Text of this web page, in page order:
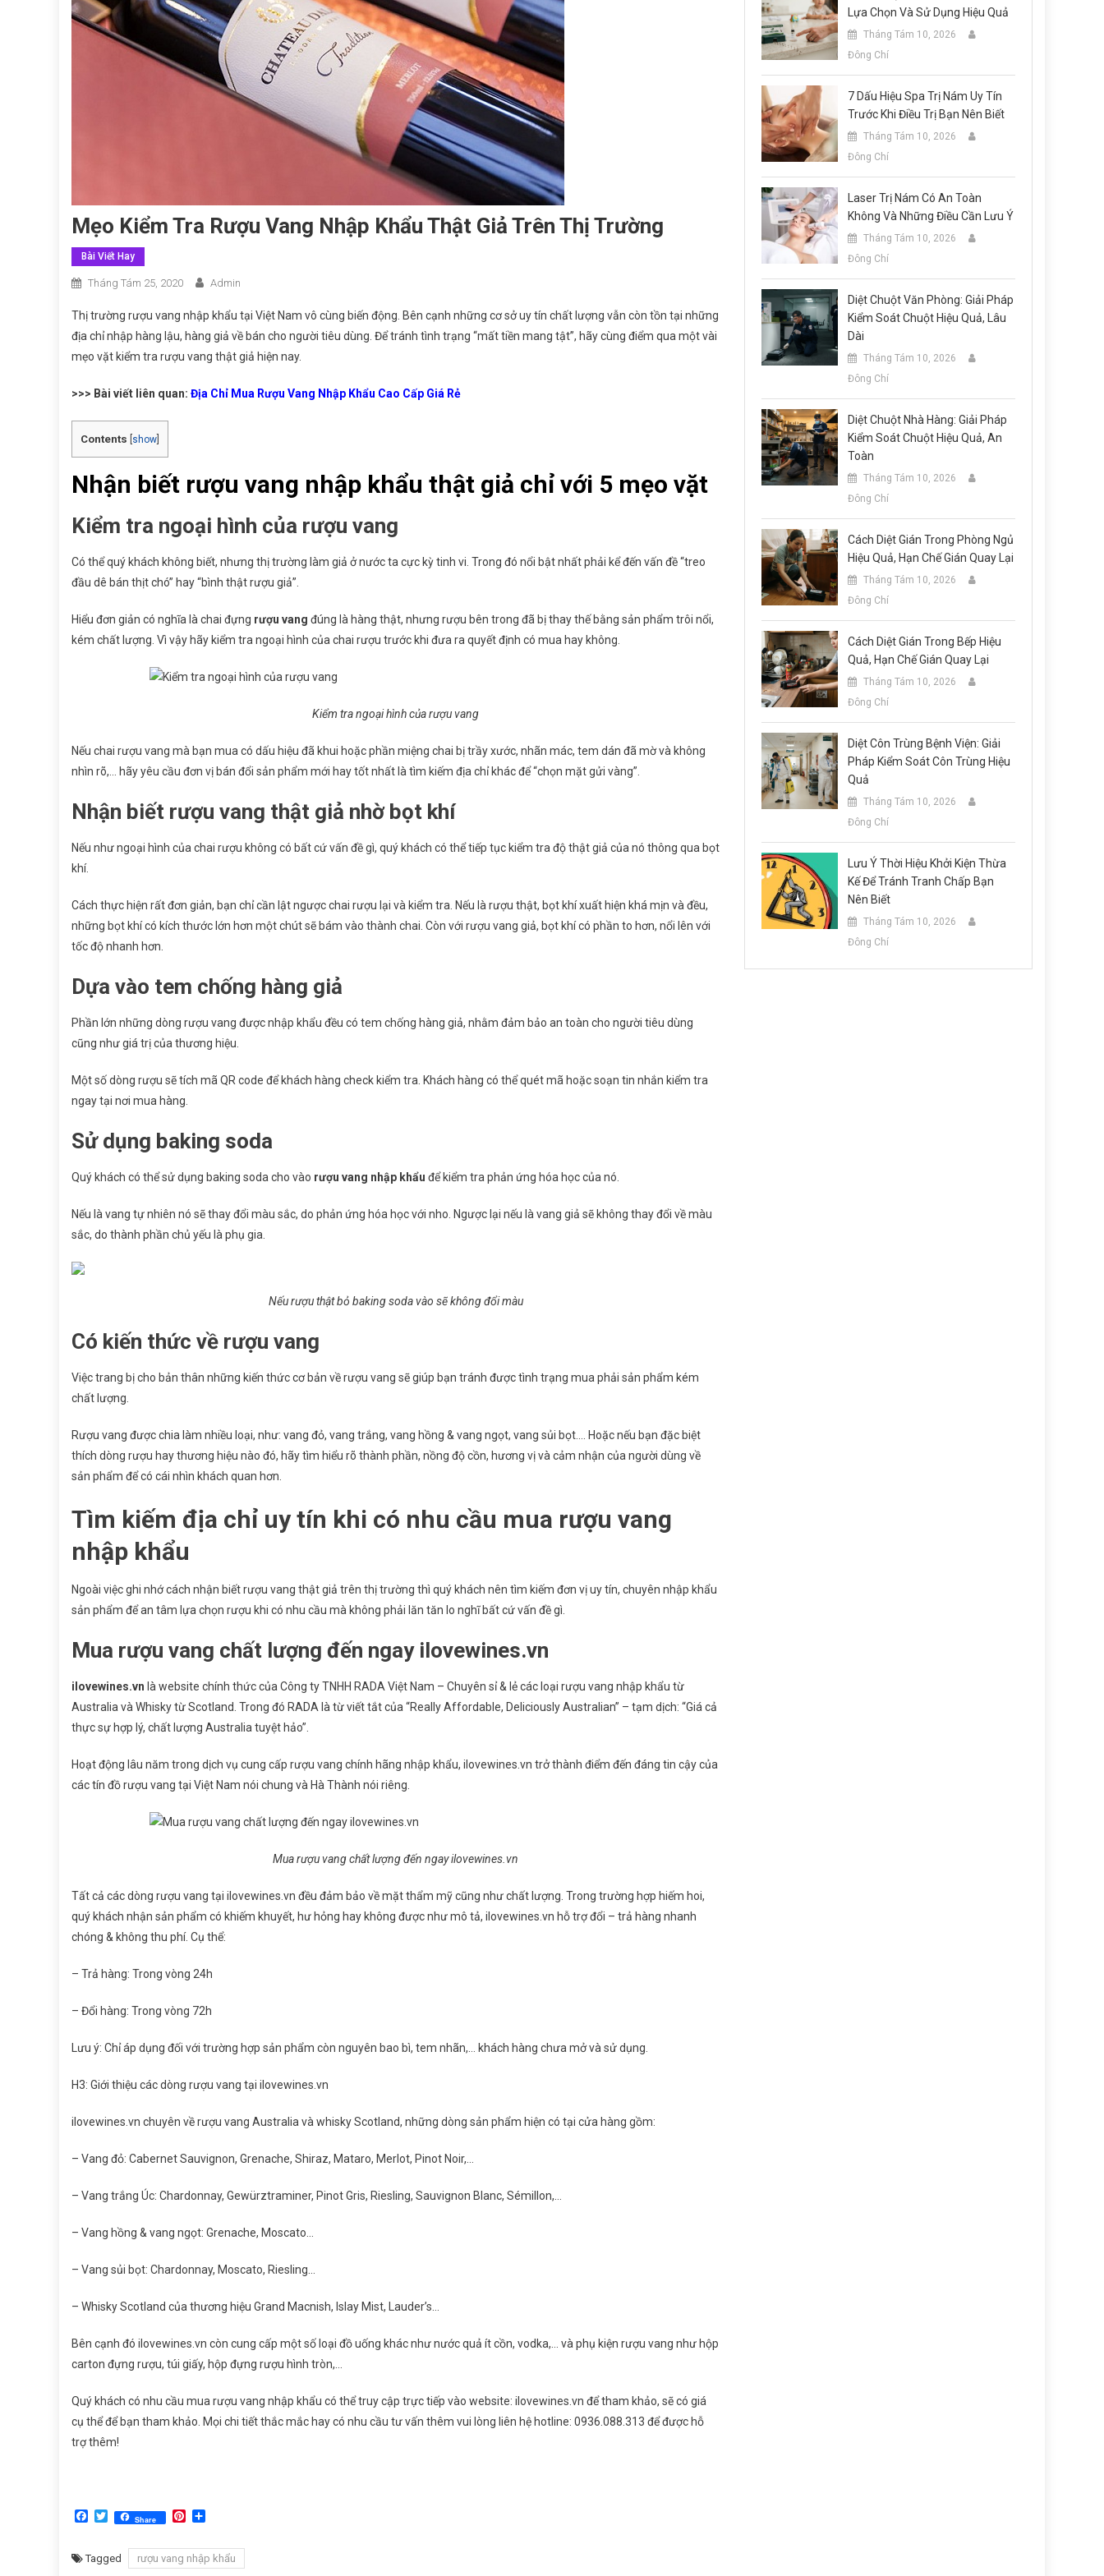
Mẹo Kiểm Tra Rượu Vang Nhập Khẩu Thật Giả Trên Thị Trường
Bài Viết Hay
Tháng Tám 25, 2020 Admin
Thị trường rượu vang nhập khẩu tại Việt Nam vô cùng biến động. Bên cạnh những cơ sở uy tín chất lượng vẫn còn tồn tại những
địa chỉ nhập hàng lậu, hàng giả về bán cho người tiêu dùng. Để tránh tình trạng “mất tiền mang tật”, hãy cùng điểm qua một vài
mẹo vặt kiểm tra rượu vang thật giả hiện nay.
>>> Bài viết liên quan: Địa Chỉ Mua Rượu Vang Nhập Khẩu Cao Cấp Giá Rẻ
Contents show
Nhận biết rượu vang nhập khẩu thật giả chỉ với 5 mẹo vặt
Kiểm tra ngoại hình của rượu vang
Có thể quý khách không biết, nhưng thị trường làm giả ở nước ta cực kỳ tinh vi. Trong đó nổi bật nhất phải kể đến vấn đề “treo
đầu dê bán thịt chó” hay “bình thật rượu giả”.
Hiểu đơn giản có nghĩa là chai đựng rượu vang đúng là hàng thật, nhưng rượu bên trong đã bị thay thế bằng sản phẩm trôi nổi,
kém chất lượng. Vì vậy hãy kiểm tra ngoại hình của chai rượu trước khi đưa ra quyết định có mua hay không.
Kiểm tra ngoại hình của rượu vang
Nếu chai rượu vang mà bạn mua có dấu hiệu đã khui hoặc phần miệng chai bị trầy xước, nhãn mác, tem dán đã mờ và không
nhìn rõ,… hãy yêu cầu đơn vị bán đổi sản phẩm mới hay tốt nhất là tìm kiếm địa chỉ khác để “chọn mặt gửi vàng”.
Nhận biết rượu vang thật giả nhờ bọt khí
Nếu như ngoại hình của chai rượu không có bất cứ vấn đề gì, quý khách có thể tiếp tục kiểm tra độ thật giả của nó thông qua bọt
khí.
Cách thực hiện rất đơn giản, bạn chỉ cần lật ngược chai rượu lại và kiểm tra. Nếu là rượu thật, bọt khí xuất hiện khá mịn và đều,
những bọt khí có kích thước lớn hơn một chút sẽ bám vào thành chai. Còn với rượu vang giả, bọt khí có phần to hơn, nổi lên với
tốc độ nhanh hơn.
Dựa vào tem chống hàng giả
Phần lớn những dòng rượu vang được nhập khẩu đều có tem chống hàng giả, nhằm đảm bảo an toàn cho người tiêu dùng
cũng như giá trị của thương hiệu.
Một số dòng rượu sẽ tích mã QR code để khách hàng check kiểm tra. Khách hàng có thể quét mã hoặc soạn tin nhắn kiểm tra
ngay tại nơi mua hàng.
Sử dụng baking soda
Quý khách có thể sử dụng baking soda cho vào rượu vang nhập khẩu để kiểm tra phản ứng hóa học của nó.
Nếu là vang tự nhiên nó sẽ thay đổi màu sắc, do phản ứng hóa học với nho. Ngược lại nếu là vang giả sẽ không thay đổi về màu
sắc, do thành phần chủ yếu là phụ gia.
Nếu rượu thật bỏ baking soda vào sẽ không đổi màu
Có kiến thức về rượu vang
Việc trang bị cho bản thân những kiến thức cơ bản về rượu vang sẽ giúp bạn tránh được tình trạng mua phải sản phẩm kém
chất lượng.
Rượu vang được chia làm nhiều loại, như: vang đỏ, vang trắng, vang hồng & vang ngọt, vang sủi bọt…. Hoặc nếu bạn đặc biệt
thích dòng rượu hay thương hiệu nào đó, hãy tìm hiểu rõ thành phần, nồng độ cồn, hương vị và cảm nhận của người dùng về
sản phẩm để có cái nhìn khách quan hơn.
Tìm kiếm địa chỉ uy tín khi có nhu cầu mua rượu vang
nhập khẩu
Ngoài việc ghi nhớ cách nhận biết rượu vang thật giả trên thị trường thì quý khách nên tìm kiếm đơn vị uy tín, chuyên nhập khẩu
sản phẩm để an tâm lựa chọn rượu khi có nhu cầu mà không phải lăn tăn lo nghĩ bất cứ vấn đề gì.
Mua rượu vang chất lượng đến ngay ilovewines.vn
ilovewines.vn là website chính thức của Công ty TNHH RADA Việt Nam – Chuyên sỉ & lẻ các loại rượu vang nhập khẩu từ
Australia và Whisky từ Scotland. Trong đó RADA là từ viết tắt của “Really Affordable, Deliciously Australian” – tạm dịch: “Giá cả
thực sự hợp lý, chất lượng Australia tuyệt hảo”.
Hoạt động lâu năm trong dịch vụ cung cấp rượu vang chính hãng nhập khẩu, ilovewines.vn trở thành điểm đến đáng tin cậy của
các tín đồ rượu vang tại Việt Nam nói chung và Hà Thành nói riêng.
Mua rượu vang chất lượng đến ngay ilovewines.vn
Tất cả các dòng rượu vang tại ilovewines.vn đều đảm bảo về mặt thẩm mỹ cũng như chất lượng. Trong trường hợp hiếm hoi,
quý khách nhận sản phẩm có khiếm khuyết, hư hỏng hay không được như mô tả, ilovewines.vn hỗ trợ đổi – trả hàng nhanh
chóng & không thu phí. Cụ thể:
– Trả hàng: Trong vòng 24h
– Đổi hàng: Trong vòng 72h
Lưu ý: Chỉ áp dụng đối với trường hợp sản phẩm còn nguyên bao bì, tem nhãn,… khách hàng chưa mở và sử dụng.
H3: Giới thiệu các dòng rượu vang tại ilovewines.vn
ilovewines.vn chuyên về rượu vang Australia và whisky Scotland, những dòng sản phẩm hiện có tại cửa hàng gồm:
– Vang đỏ: Cabernet Sauvignon, Grenache, Shiraz, Mataro, Merlot, Pinot Noir,…
– Vang trắng Úc: Chardonnay, Gewürztraminer, Pinot Gris, Riesling, Sauvignon Blanc, Sémillon,…
– Vang hồng & vang ngọt: Grenache, Moscato…
– Vang sủi bọt: Chardonnay, Moscato, Riesling…
– Whisky Scotland của thương hiệu Grand Macnish, Islay Mist, Lauder’s…
Bên cạnh đó ilovewines.vn còn cung cấp một số loại đồ uống khác như nước quả ít cồn, vodka,… và phụ kiện rượu vang như hộp
carton đựng rượu, túi giấy, hộp đựng rượu hình tròn,…
Quý khách có nhu cầu mua rượu vang nhập khẩu có thể truy cập trực tiếp vào website: ilovewines.vn để tham khảo, sẽ có giá
cụ thể để bạn tham khảo. Mọi chi tiết thắc mắc hay có nhu cầu tư vấn thêm vui lòng liên hệ hotline: 0936.088.313 để được hỗ
trợ thêm!
Facebook
Twitter
Share Pinterest
Tagged rượu vang nhập khẩu
Lựa Chọn Và Sử Dụng Hiệu Quả
Tháng Tám 10, 2026
Đông Chí
7 Dấu Hiệu Spa Trị Nám Uy Tín
Trước Khi Điều Trị Bạn Nên Biết
Tháng Tám 10, 2026
Đông Chí
Laser Trị Nám Có An Toàn
Không Và Những Điều Cần Lưu Ý
Tháng Tám 10, 2026
Đông Chí
Diệt Chuột Văn Phòng: Giải Pháp
Kiểm Soát Chuột Hiệu Quả, Lâu
Dài
Tháng Tám 10, 2026
Đông Chí
Diệt Chuột Nhà Hàng: Giải Pháp
Kiểm Soát Chuột Hiệu Quả, An
Toàn
Tháng Tám 10, 2026
Đông Chí
Cách Diệt Gián Trong Phòng Ngủ
Hiệu Quả, Hạn Chế Gián Quay Lại
Tháng Tám 10, 2026
Đông Chí
Cách Diệt Gián Trong Bếp Hiệu
Quả, Hạn Chế Gián Quay Lại
Tháng Tám 10, 2026
Đông Chí
Diệt Côn Trùng Bệnh Viện: Giải
Pháp Kiểm Soát Côn Trùng Hiệu
Quả
Tháng Tám 10, 2026
Đông Chí
Lưu Ý Thời Hiệu Khởi Kiện Thừa
Kế Để Tránh Tranh Chấp Bạn
Nên Biết
Tháng Tám 10, 2026
Đông Chí